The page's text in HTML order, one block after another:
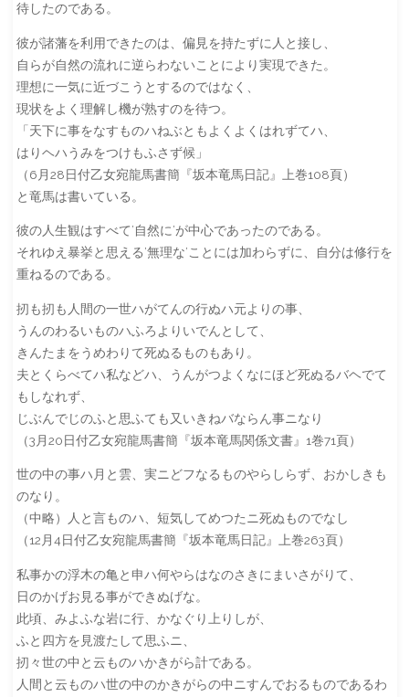
待したのである。
彼が諸藩を利用できたのは、偏見を持たずに人と接し、
自らが自然の流れに逆らわないことにより実現できた。
理想に一気に近づこうとするのではなく、
現状をよく理解し機が熟すのを待つ。
「天下に事をなすものハねぶともよくよくはれずてハ、
はりヘハうみをつけもふさず候」
（6月28日付乙女宛龍馬書簡『坂本竜馬日記』上巻108頁）
と竜馬は書いている。
彼の人生観はすべて’自然に’が中心であったのである。
それゆえ暴挙と思える’無理な’ことには加わらずに、自分は修行を
重ねるのである。
扨も扨も人間の一世ハがてんの行ぬハ元よりの事、
うんのわるいものハふろよりいでんとして、
きんたまをうめわりて死ぬるものもあり。
夫とくらべてハ私などハ、うんがつよくなにほど死ぬるバヘでて
もしなれず、
じぶんでじのふと思ふても又いきねバならん事ニなり
（3月20日付乙女宛龍馬書簡『坂本竜馬関係文書』1巻71頁）
世の中の事ハ月と雲、実ニどフなるものやらしらず、おかしきも
のなり。
（中略）人と言ものハ、短気してめつたニ死ぬものでなし
（12月4日付乙女宛龍馬書簡『坂本竜馬日記』上巻263頁）
私事かの浮木の亀と申ハ何やらはなのさきにまいさがりて、
日のかげお見る事ができぬげな。
此頃、みよふな岩に行、かなぐり上りしが、
ふと四方を見渡たして思ふニ、
扨々世の中と云ものハかきがら計である。
人間と云ものハ世の中のかきがらの中ニすんでおるものであるわ